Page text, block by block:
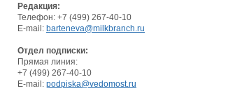
Редакция:
Телефон: +7 (499) 267-40-10
E-mail: barteneva@milkbranch.ru
Отдел подписки:
Прямая линия:
+7 (499) 267-40-10
E-mail: podpiska@vedomost.ru